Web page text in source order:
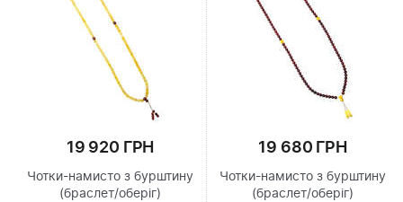
19 920 ГРН
Чотки-намисто з бурштину
(браслет/оберіг)
19 680 ГРН
Чотки-намисто з бурштину
(браслет/оберіг)